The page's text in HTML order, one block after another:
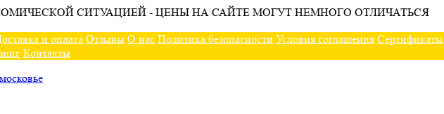
СИТУАЦИЕЙ - ЦЕНЫ НА САЙТЕ МОГУТ НЕМНОГО ОТЛИЧАТЬСЯ
и оплата Отзывы О нас Политика безопасности Условия соглашения Сертификаты
Контакты